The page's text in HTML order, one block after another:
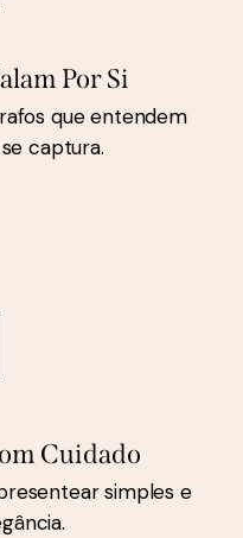
Por Si
que entendem
captura.
Cuidado
simples e